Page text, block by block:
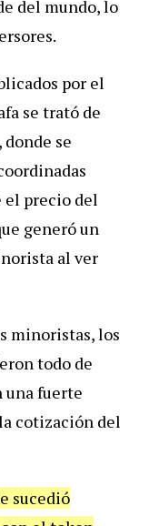
del mundo, lo
por el
se trató de
se
el precio del
generó un
al ver
minoristas, los
todo de
una fuerte
cotización del
sucedió